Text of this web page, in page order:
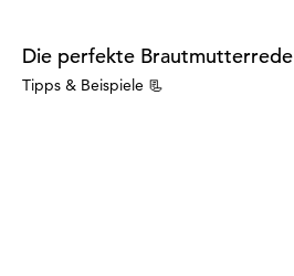
Die perfekte Brautmutterrede
Tipps & Beispiele 📃